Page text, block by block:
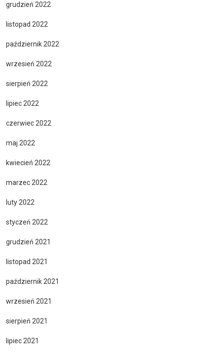
grudzień 2022
listopad 2022
październik 2022
wrzesień 2022
sierpień 2022
lipiec 2022
czerwiec 2022
maj 2022
kwiecień 2022
marzec 2022
luty 2022
styczeń 2022
grudzień 2021
listopad 2021
październik 2021
wrzesień 2021
sierpień 2021
lipiec 2021